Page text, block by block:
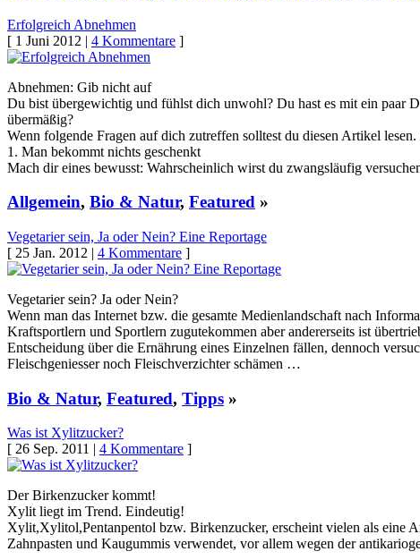
Erfolgreich Abnehmen
[ 1 Juni 2012 | 4 Kommentare ]
Abnehmen: Gib nicht auf
Du bist übergewichtig und fühlst dich unwohl? Du hast es mit ein paar
übermäßig?
Wenn folgende Fragen auf dich zutreffen solltest du diesen Artikel
1. Man bekommt nichts geschenkt
Mach dir eines bewusst: Wahrscheinlich wirst du zwangsläufig
Allgemein, Bio & Natur, Featured »
Vegetarier sein, Ja oder Nein? Eine Reportage
[ 25 Jan. 2012 | 4 Kommentare ]
Vegetarier sein? Ja oder Nein?
Wenn man das Internet bzw. die gesamte Medienlandschaft nach
Kraftsportlern und Sportlern zugutekommen aber andererseits ist
Entscheidung über die Ernährung eines Einzelnen fällen, dennoch
Fleischgeniesser noch Fleischverzichter schämen …
Bio & Natur, Featured, Tipps »
Was ist Xylitzucker?
[ 26 Sep. 2011 | 4 Kommentare ]
Der Birkenzucker kommt!
Xylit liegt im Trend. Eindeutig!
Xylit,Xylitol,Pentanpentol bzw. Birkenzucker, erscheint vielen als eine
Zahnpasten und Kaugummis verwendet, vor allem wegen der